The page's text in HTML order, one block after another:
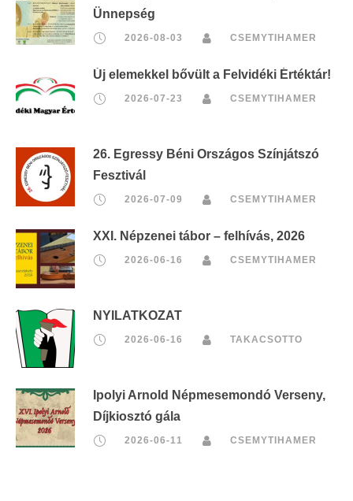
Ünnepség
2026-08-03 CSEMYTIHAMER
Új elemekkel bővült a Felvidéki Értéktár!
2026-07-23 CSEMYTIHAMER
26. Egressy Béni Országos Színjátszó
Fesztivál
2026-07-09 CSEMYTIHAMER
XXI. Népzenei tábor – felhívás, 2026
2026-06-16 CSEMYTIHAMER
NYILATKOZAT
2026-06-16 TAKACSOTTO
Ipolyi Arnold Népmesemondó Verseny,
Díjkiosztó gála
2026-06-11 CSEMYTIHAMER